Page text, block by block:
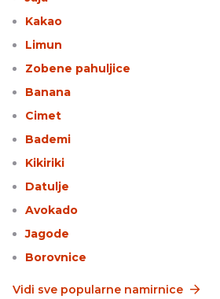
Kakao
Limun
Zobene pahuljice
Banana
Cimet
Bademi
Kikiriki
Datulje
Avokado
Jagode
Borovnice
Vidi sve popularne namirnice